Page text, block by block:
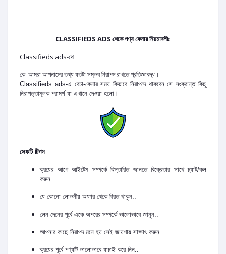
CLASSIFIEDS ADS থেকে পণ্য কেনার নিয়মাবলীঃ
Classifieds ads-থে
কে আমরা আপনাদের তথ্য যতটা সম্ভব নিরাপদ রাখতে প্রতিজ্ঞাবদ্ধ।
Classifieds ads-এ বেচা-কেনার সময় কিভাবে নিরাপদে থাকবেন সে সংক্রান্ত কিছু
নিরাপত্তামূলক পরামর্শ যা এখানে দেওয়া হলো।
সেফটি টিপস
ক্রয়ের আগে আইটেম সম্পর্কে বিস্তারিত জানতে বিক্রেতার সাথে চ্যাট/কল
করুন..
যে কোনো লোভনীয় অফার থেকে বিরত থাকুন..
লেন-দেনের পূর্বে একে অপরের সম্পর্কে ভালোভাবে জানুন..
আপনার কাছে নিরাপদ মনে হয় সেই জায়গায় সাক্ষাৎ করুন..
ক্রয়ের পূর্বে পণ্যটি ভালোভাবে যাচাই করে নিন..